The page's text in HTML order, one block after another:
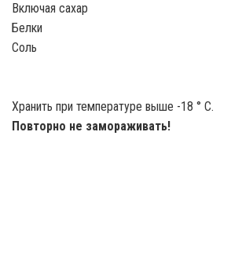
Включая сахар
Белки
Соль
Хранить при температуре выше -18 ° C.
Повторно не замораживать!